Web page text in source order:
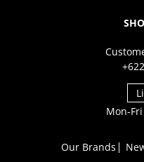
Mon-
Our Brands